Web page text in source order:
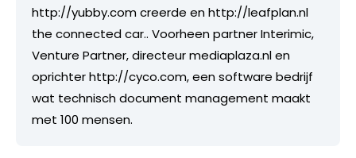
http://yubby.com creerde en http://leafplan.nl
the connected car.. Voorheen partner Interimic,
Venture Partner, directeur mediaplaza.nl en
oprichter http://cyco.com, een software bedrijf
wat technisch document management maakt
met 100 mensen.